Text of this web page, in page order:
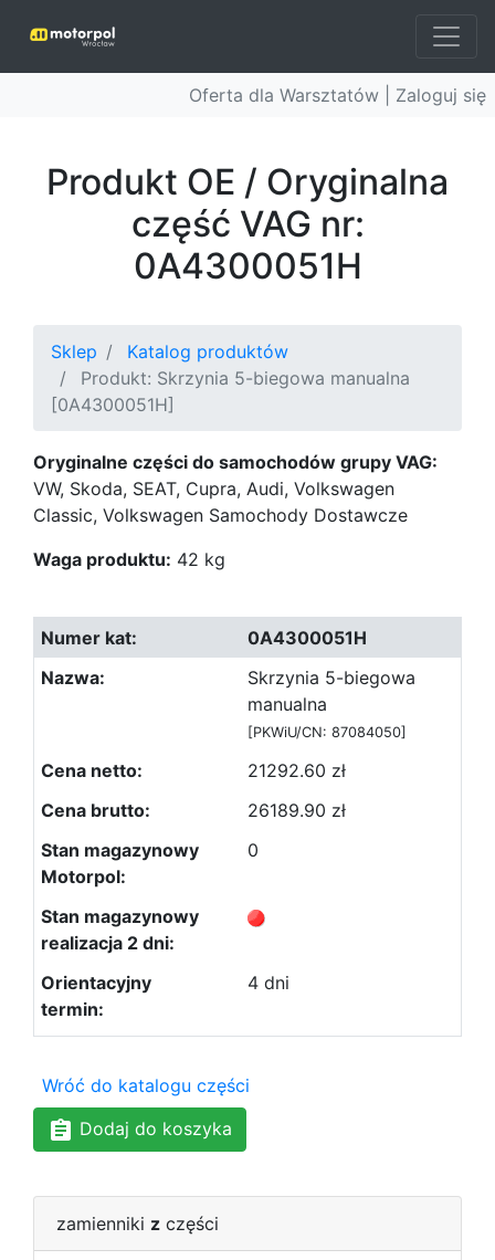
Oferta dla Warsztatów | Zaloguj się
Produkt OE / Oryginalna
część VAG nr:
0A4300051H
Sklep
Katalog produktów
Produkt: Skrzynia 5-biegowa manualna
[0A4300051H]
Oryginalne części do samochodów grupy VAG:
VW, Skoda, SEAT, Cupra, Audi, Volkswagen
Classic, Volkswagen Samochody Dostawcze
Waga produktu: 42 kg
0A4300051H
Skrzynia 5-biegowa
manualna
[PKWiU/CN: 87084050]
21292.60 zł
26189.90 zł
0
4 dni
Wróć do katalogu części
Dodaj do koszyka
zamienniki z części